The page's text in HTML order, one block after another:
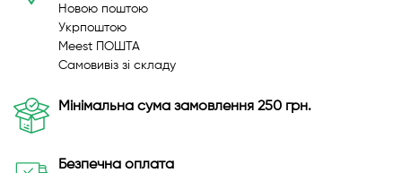
Новою поштою
Укрпоштою
Meest ПОШТА
Самовивіз зі складу
Мінімальна сума замовлення 250 грн.
Безпечна оплата